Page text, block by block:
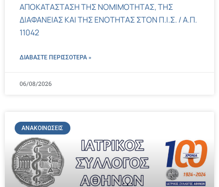
ΑΠΟΚΑΤΑΣΤΑΣΗ ΤΗΣ ΝΟΜΙΜΟΤΗΤΑΣ, ΤΗΣ
ΔΙΑΦΑΝΕΙΑΣ ΚΑΙ ΤΗΣ ΕΝΟΤΗΤΑΣ ΣΤΟΝ Π.Ι.Σ. / Α.Π.
11042
ΔΙΑΒΑΣΤΕ ΠΕΡΙΣΣΌΤΕΡΑ »
06/08/2026
ΑΝΑΚΟΙΝΏΣΕΙΣ